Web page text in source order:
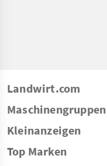
Landwirt.com
Maschinengruppen
Kleinanzeigen
Top Marken